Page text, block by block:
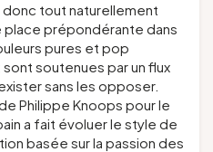
donc tout naturellement
place prépondérante dans
pures et pop
soutenues par un flux
sans les opposer.
Philippe Knoops pour le
a fait évoluer le style de
basée sur la passion des